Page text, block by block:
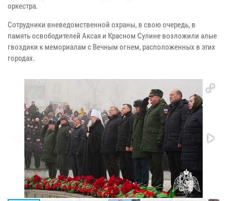
оркестра.
Сотрудники вневедомственной охраны, в свою очередь, в
память освободителей Аксая и Красном Сулине возложили алые
гвоздики к мемориалам с Вечным огнем, расположенных в этих
городах.